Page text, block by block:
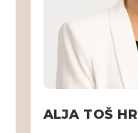
ALJA TOŠ